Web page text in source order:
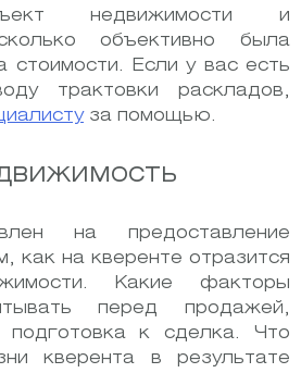
недвижимости и
объективно была
стоимости.
Если у вас есть
трактовки раскладов,
за помощью.
на предоставление
как на кверенте отразится
Какие факторы
перед продажей,
подготовка к сделка. Что
кверента в результате